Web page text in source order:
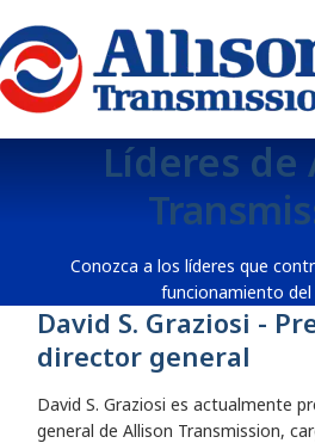
Go Home
Líderes de
Conozca a los líderes que
funcionamiento del
David S. Graziosi -
director general
David S. Graziosi es actualmente
general de Allison Transmission,